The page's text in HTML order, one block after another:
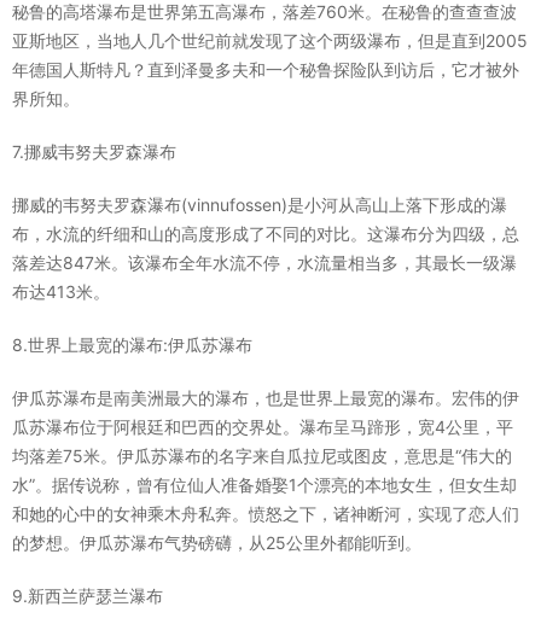
秘鲁的高塔瀑布是世界第五高瀑布，落差760米。在秘鲁的查查查波
亚斯地区，当地人几个世纪前就发现了这个两级瀑布，但是直到2005
年德国人斯特凡？直到泽曼多夫和一个秘鲁探险队到访后，它才被外
界所知。
7.挪威韦努夫罗森瀑布
挪威的韦努夫罗森瀑布(vinnufossen)是小河从高山上落下形成的瀑
布，水流的纤细和山的高度形成了不同的对比。这瀑布分为四级，总
落差达847米。该瀑布全年水流不停，水流量相当多，其最长一级瀑
布达413米。
8.世界上最宽的瀑布:伊瓜苏瀑布
伊瓜苏瀑布是南美洲最大的瀑布，也是世界上最宽的瀑布。宏伟的伊
瓜苏瀑布位于阿根廷和巴西的交界处。瀑布呈马蹄形，宽4公里，平
均落差75米。伊瓜苏瀑布的名字来自瓜拉尼或图皮，意思是“伟大的
水”。据传说称，曾有位仙人准备婚娶1个漂亮的本地女生，但女生却
和她的心中的女神乘木舟私奔。愤怒之下，诸神断河，实现了恋人们
的梦想。伊瓜苏瀑布气势磅礴，从25公里外都能听到。
9.新西兰萨瑟兰瀑布